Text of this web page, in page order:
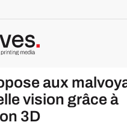
aux
vision grâce à
3D